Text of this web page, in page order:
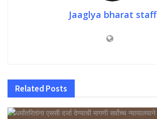
Jaaglya bharat staff
Related Posts